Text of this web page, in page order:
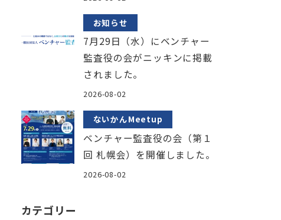
お知らせ
7月29日（水）にベンチャー
監査役の会がニッキンに掲載
されました。
2026-08-02
ないかんMeetup
ベンチャー監査役の会（第１
回 札幌会）を開催しました。
2026-08-02
カテゴリー